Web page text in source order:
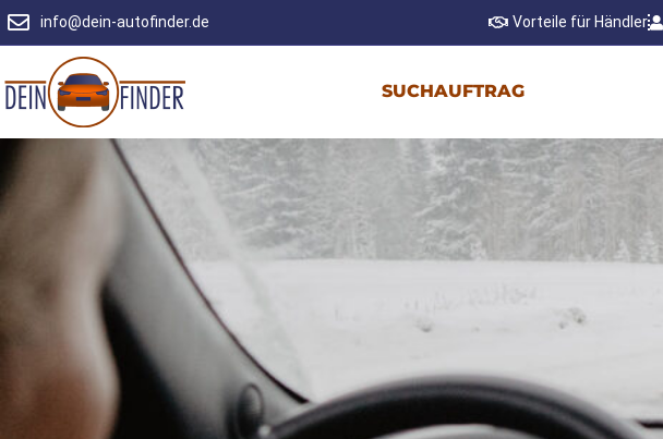
info@dein-autofinder.de Vorteile für Händler
SUCHAUFTRAG